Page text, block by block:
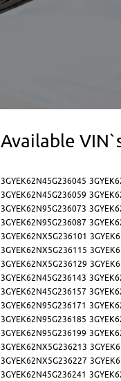
Available
3GYEK62N45G236045
3GYEK62N45G236059
3GYEK62N95G236073
3GYEK62N95G236087
3GYEK62NX5G236101
3GYEK62NX5G236115
3GYEK62NX5G236129
3GYEK62N45G236143
3GYEK62N45G236157
3GYEK62N95G236171
3GYEK62N95G236185
3GYEK62N95G236199
3GYEK62NX5G236213
3GYEK62NX5G236227
3GYEK62N45G236241